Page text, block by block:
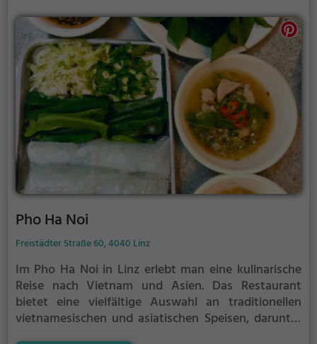
Pho Ha Noi
Freistädter Straße 60, 4040 Linz
Im Pho Ha Noi in Linz erlebt man eine kulinarische
Reise nach Vietnam und Asien. Das Restaurant
bietet eine vielfältige Auswahl an traditionellen
vietnamesischen und asiatischen Speisen, darunter